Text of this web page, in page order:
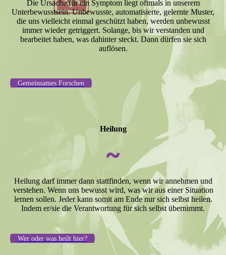
Die Ursache für ein Symptom liegt oftmals in unserem
Unterbewusstsein. Unbewusste, automatisierte, gelernte Muster,
die uns vielleicht einmal geschützt haben, werden unbewusst
immer wieder getriggert. Solange, bis wir verstanden und
bearbeitet haben, was dahinter steckt. Dann dürfen sie sich
auflösen.
Gemeinsames Forschen
Heilung
~
Heilung darf immer dann stattfinden, wenn wir annehmen und
verstehen. Wenn uns bewusst wird, was wir aus einer Situation
lernen sollen. Jeder kann somit am Ende nur sich selbst heilen.
Indem er/sie die Verantwortung für sich selbst übernimmt.
Wer oder was heilt hier?